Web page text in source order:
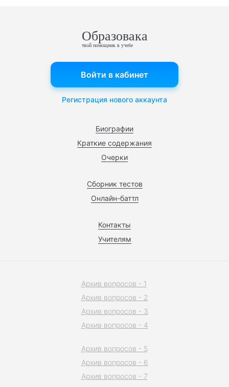
Образовака
твой помощник в учебе
Биографии
Краткие содержания
Очерки
Сборник тестов
Онлайн-баттл
Контакты
Учителям
Войти в кабинет
Регистрация нового аккаунта
Архив вопросов - 1
Архив вопросов - 2
Архив вопросов - 3
Архив вопросов - 4
Архив вопросов - 5
Архив вопросов - 6
Архив вопросов - 7